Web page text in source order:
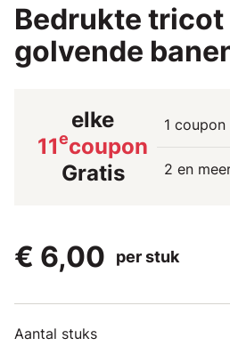
Bedrukte tricot
golvende
elke
11ecoupon
Gratis
1 coupon
2 en
€ 6,00 per stuk
Aantal stuks